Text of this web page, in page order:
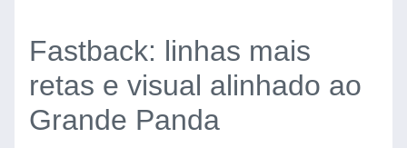
Fastback: linhas mais
retas e visual alinhado ao
Grande Panda